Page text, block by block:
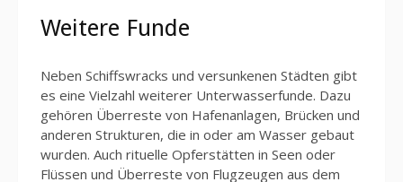
Weitere Funde
Neben Schiffswracks und versunkenen Städten gibt
es eine Vielzahl weiterer Unterwasserfunde. Dazu
gehören Überreste von Hafenanlagen, Brücken und
anderen Strukturen, die in oder am Wasser gebaut
wurden. Auch rituelle Opferstätten in Seen oder
Flüssen und Überreste von Flugzeugen aus dem